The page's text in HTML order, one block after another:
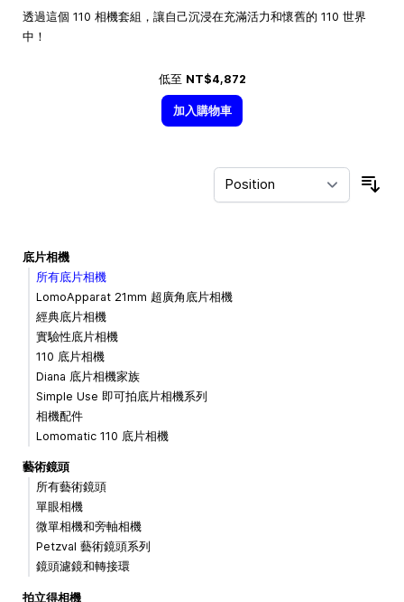
透過這個 110 相機套組，讓自己沉浸在充滿活力和懷舊的 110 世界
中！
低至 NT$4,872
加入購物車
底片相機
所有底片相機
LomoApparat 21mm 超廣角底片相機
經典底片相機
實驗性底片相機
110 底片相機
Diana 底片相機家族
Simple Use 即可拍底片相機系列
相機配件
Lomomatic 110 底片相機
藝術鏡頭
所有藝術鏡頭
單眼相機
微單相機和旁軸相機
Petzval 藝術鏡頭系列
鏡頭濾鏡和轉接環
拍立得相機